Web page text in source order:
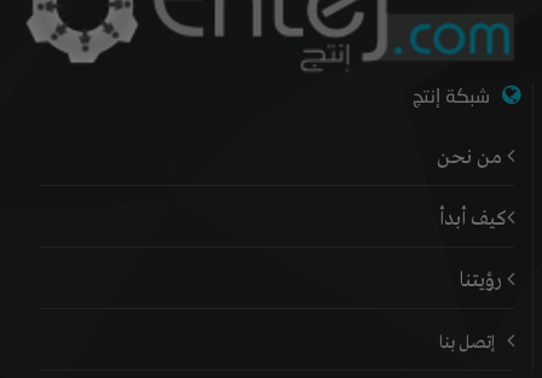
شبكة إنتج
من نحن
كيف أبدأ
رؤيتنا
إتصل بنا